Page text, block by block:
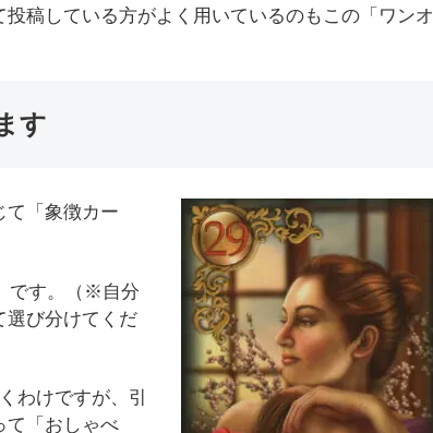
稿している方がよく用いているのもこの「ワンオ
す
て「象徴カー
です。（※自分
選び分けてくだ
わけですが、引
て「おしゃべ